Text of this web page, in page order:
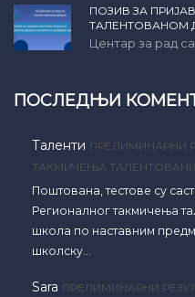
ПОЗИВ ЗА
ТАЛЕНТОВАНОМ
Центар за рад
ПОСЛЕДЊИ
Таленти ПРЕЛИМИНАРНИ
ТАКМИЧЕЊА
Поштована, тестове су
Регионалног такмичења
школа по наставним
школску…
Sara ПРЕЛИМИНАРНИ